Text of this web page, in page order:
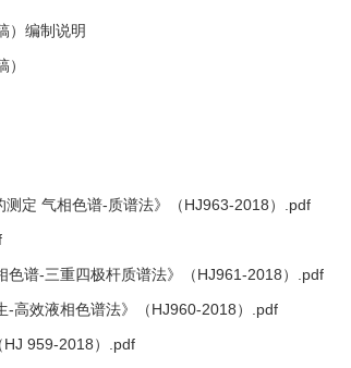
）编制说明
测定 气相色谱-质谱法》（HJ963-2018）.pdf
色谱-三重四极杆质谱法》（HJ961-2018）.pdf
-高效液相色谱法》（HJ960-2018）.pdf
HJ 959-2018）.pdf